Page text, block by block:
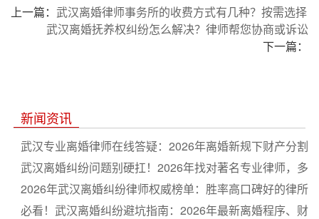
上一篇： 武汉离婚律师事务所的收费方式有几种？按需选择
武汉离婚抚养权纠纷怎么解决？律师帮您协商或诉讼
下一篇：
新闻资讯
武汉专业离婚律师在线答疑：2026年离婚新规下财产分割
与子女抚养权争取全流程指南
武汉离婚纠纷问题别硬扛！2026年找对著名专业律师，多
分财产争取抚养权更省心
2026年武汉离婚纠纷律师权威榜单：胜率高口碑好的律所
排名推荐
必看！武汉离婚纠纷避坑指南：2026年最新离婚程序、财